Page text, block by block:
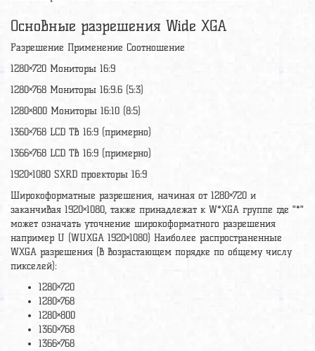
Основные разрешения Wide XGA
Разрешение Применение Соотношение
1280×720 Мониторы 16:9
1280×768 Мониторы 16:9.6 (5:3)
1280×800 Мониторы 16:10 (8:5)
1360×768 LCD ТВ 16:9 (примерно)
1366×768 LCD ТВ 16:9 (примерно)
1920×1080 SXRD проекторы 16:9
Широкоформатные разрешения, начиная от 1280×720 и
заканчивая 1920×1080, также принадлежат к W*XGA группе где "*"
может означать уточнение широкоформатного разрешения
например U (WUXGA 1920×1080) Наиболее распространенные
WXGA разрешения (в возрастающем порядке по общему числу
пикселей):
1280×720
1280×768
1280×800
1360×768
1366×768